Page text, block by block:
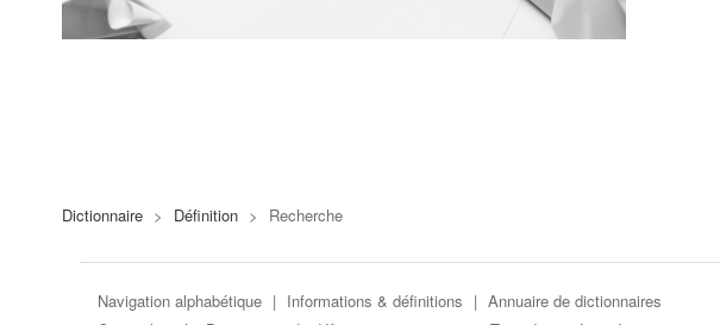
Dictionnaire > Définition > Recherche
Navigation alphabétique | Informations & définitions | Annuaire de dictionnaires